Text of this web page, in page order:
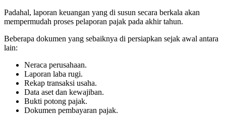
Padahal, laporan keuangan yang di susun secara berkala akan
mempermudah proses pelaporan pajak pada akhir tahun.
Beberapa dokumen yang sebaiknya di persiapkan sejak awal antara
lain:
Neraca perusahaan.
Laporan laba rugi.
Rekap transaksi usaha.
Data aset dan kewajiban.
Bukti potong pajak.
Dokumen pembayaran pajak.